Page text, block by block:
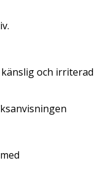
och irriterad